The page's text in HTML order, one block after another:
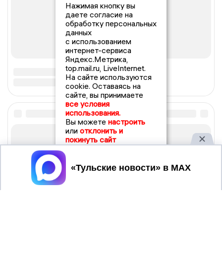
Нажимая кнопку вы
даете согласие на
обработку персональных
данных
с использованием
интернет-сервиса
Яндекс.Метрика,
top.mail.ru, LiveInternet.
На сайте используются
cookie. Оставаясь на
сайте, вы принимаете
все условия
использования.
Вы можете настроить
или отклонить и
покинуть сайт
Принять